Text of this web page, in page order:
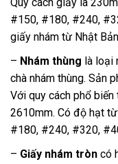
Quy cách giấy là
#150, #180, #240,
giấy nhám từ Nhật
– Nhám thùng là loại
chà nhám thùng. Sản
Với quy cách phổ
2610mm. Có độ hạt
#180, #240, #320,
– Giấy nhám tròn có